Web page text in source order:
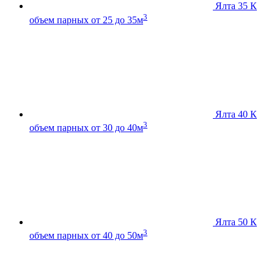
Ялта 35 К
объем парных от 25 до 35м3
Ялта 40 К
объем парных от 30 до 40м3
Ялта 50 К
объем парных от 40 до 50м3